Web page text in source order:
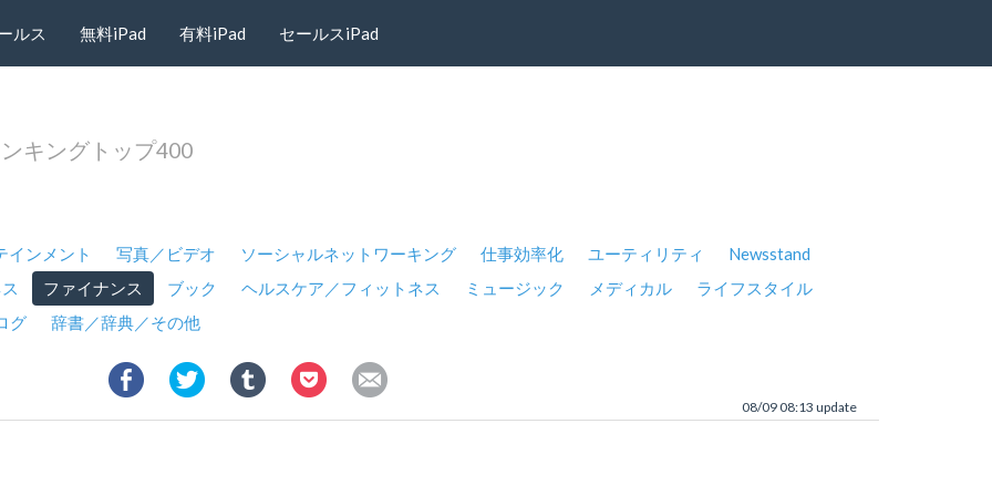
ルス 無料iPad 有料iPad セールスiPad
キングトップ400
インメント 写真／ビデオ ソーシャルネットワーキング 仕事効率化 ユーティリティ
Newsstand
ファイナンス ブック ヘルスケア／フィットネス ミュージック メディカル
ライフスタイル
グ
辞書／辞典／その他
08/09 08:13 update